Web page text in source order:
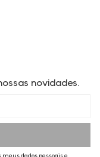
novidades.